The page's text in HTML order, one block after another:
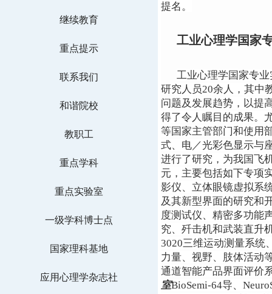
继续教育
重点提示
联系我们
和谐院校
教职工
重点学科
重点实验室
一级学科博士点
国家理科基地
应用心理学杂志社
提名。
工业心理学国家
工业心理学国家专
研究人员20余人，其中
问题及发展趋势，以提
得了令人瞩目的成果。
等国家主管部门和使用
式、电／光彩色显示与
进行了研究，为我国飞
元，主要包括如下专项
影仪、立体眼镜虚拟系
及其新型界面的研究和
度测试仪、精密多功能
究、歼击机和武装直升
3020三维运动测量系统
力量、视野、肢体活动
通道智能产品界面评价
室BioSemi-64导、